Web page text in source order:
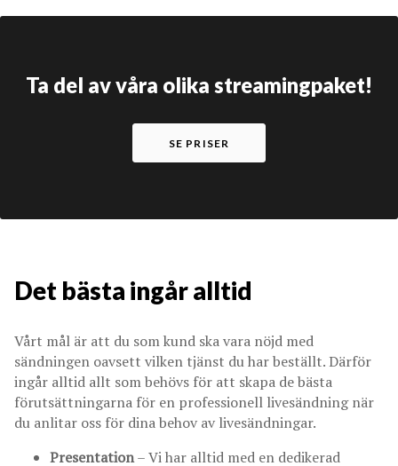
Ta del av våra olika streamingpaket!
SE PRISER
Det bästa ingår alltid
Vårt mål är att du som kund ska vara nöjd med
sändningen oavsett vilken tjänst du har beställt. Därför
ingår alltid allt som behövs för att skapa de bästa
förutsättningarna för en professionell livesändning när
du anlitar oss för dina behov av livesändningar.
Presentation– Vi har alltid med en dedikerad